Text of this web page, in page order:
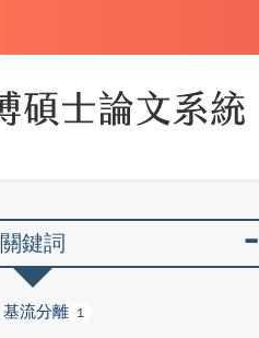
關鍵詞
基流分離 1